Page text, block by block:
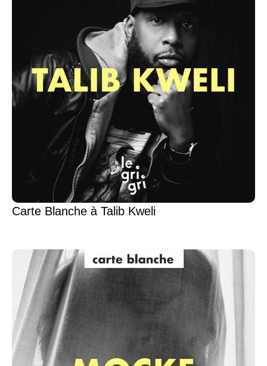
Carte Blanche à Talib Kweli